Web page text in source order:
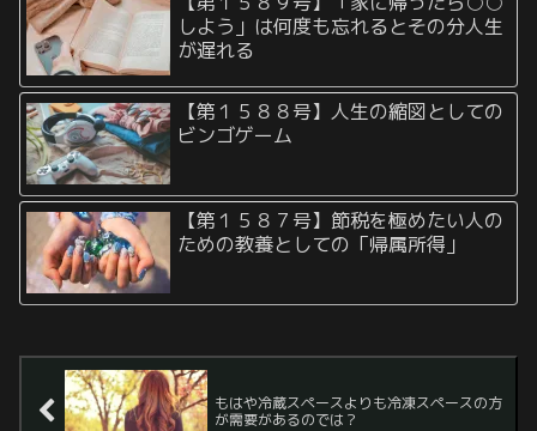
しよう」は何度も忘れるとその分人生
が遅れる
【第１５８８号】人生の縮図としての
ビンゴゲーム
【第１５８７号】節税を極めたい人の
ための教養としての「帰属所得」
もはや冷蔵スペースよりも冷凍スペースの方
が需要があるのでは？